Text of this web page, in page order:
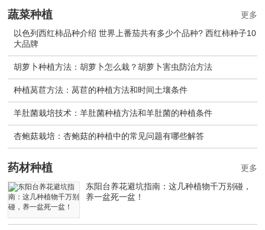
蔬菜种植
以色列西红柿品种介绍 世界上番茄共有多少个品种? 西红柿种子10
大品牌
胡萝卜种植方法：胡萝卜怎么栽？胡萝卜害虫防治方法
种植莴苣方法：莴苣的种植方法和时间土壤条件
羊肚菌栽培技术：羊肚菌种植方法和羊肚菌的种植条件
杏鲍菇栽培：杏鲍菇的种植中的常见问题有哪些解答
更多
药材种植
东阳台养花避坑指南：这几种植物千万别碰，
养一盆死一盆！
更多